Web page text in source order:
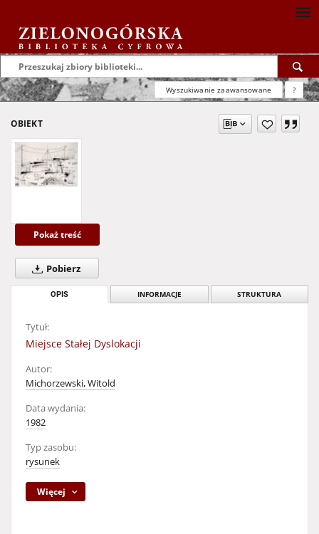
Wyszukiwanie zaawansowane ?
OBIEKT
Pokaż treść
Pobierz
OPIS INFORMACJE STRUKTURA
Tytuł:
Miejsce Stałej Dyslokacji
Autor:
Michorzewski, Witold
Data wydania:
1982
Typ zasobu:
rysunek
Więcej